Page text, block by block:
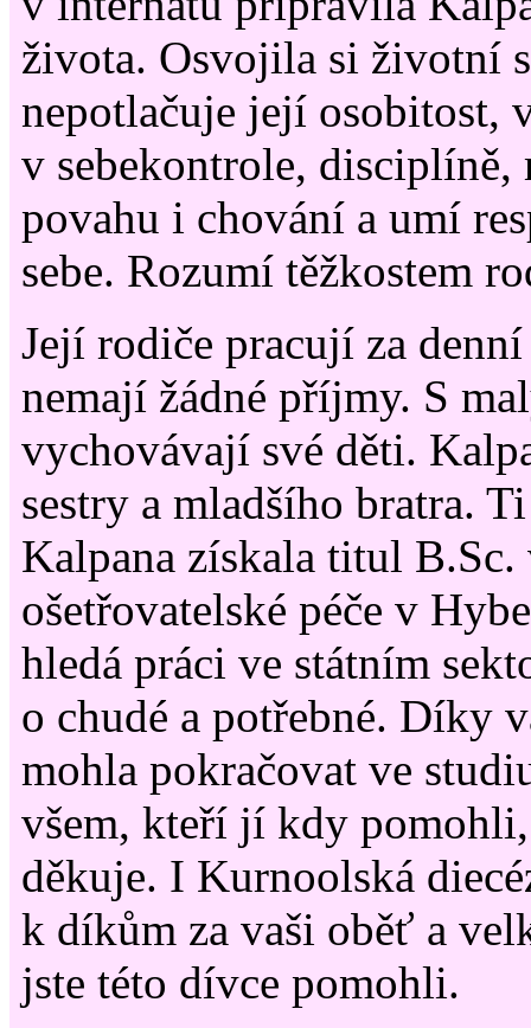
života. Osvojila si životní
nepotlačuje její osobitost,
v sebekontrole, disciplíně,
povahu i chování a umí
sebe. Rozumí těžkostem
Její rodiče pracují za
nemají žádné příjmy. S
vychovávají své děti.
sestry a mladšího bratra.
Kalpana získala titul B.Sc.
ošetřovatelské péče v
hledá práci ve státním
o chudé a potřebné. Díky
mohla pokračovat ve
všem, kteří jí kdy pomohli,
děkuje. I Kurnoolská
k díkům za vaši oběť a
jste této dívce pomohli.